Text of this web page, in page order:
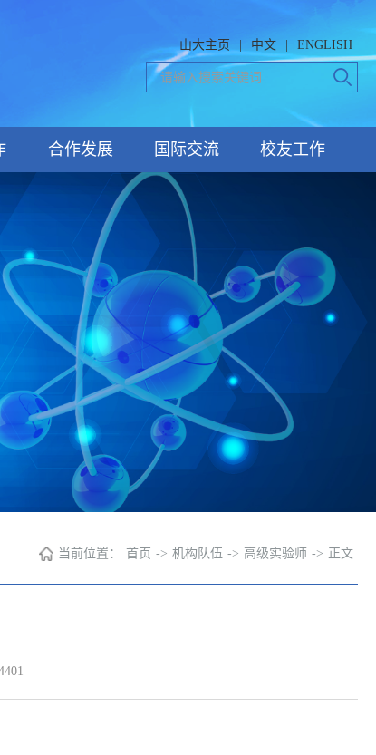
山大主页 中文 ENGLISH
合作发展 国际交流 校友工作
当前位置： 首页 -> 机构队伍 -> 高级实验师 -> 正文